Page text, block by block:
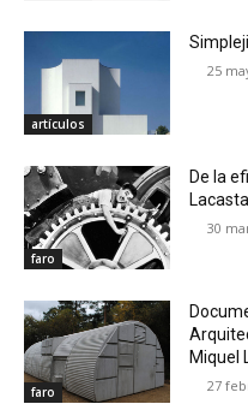
artículos
25
faro
De la
Lacasta
30
faro
Miquel
27